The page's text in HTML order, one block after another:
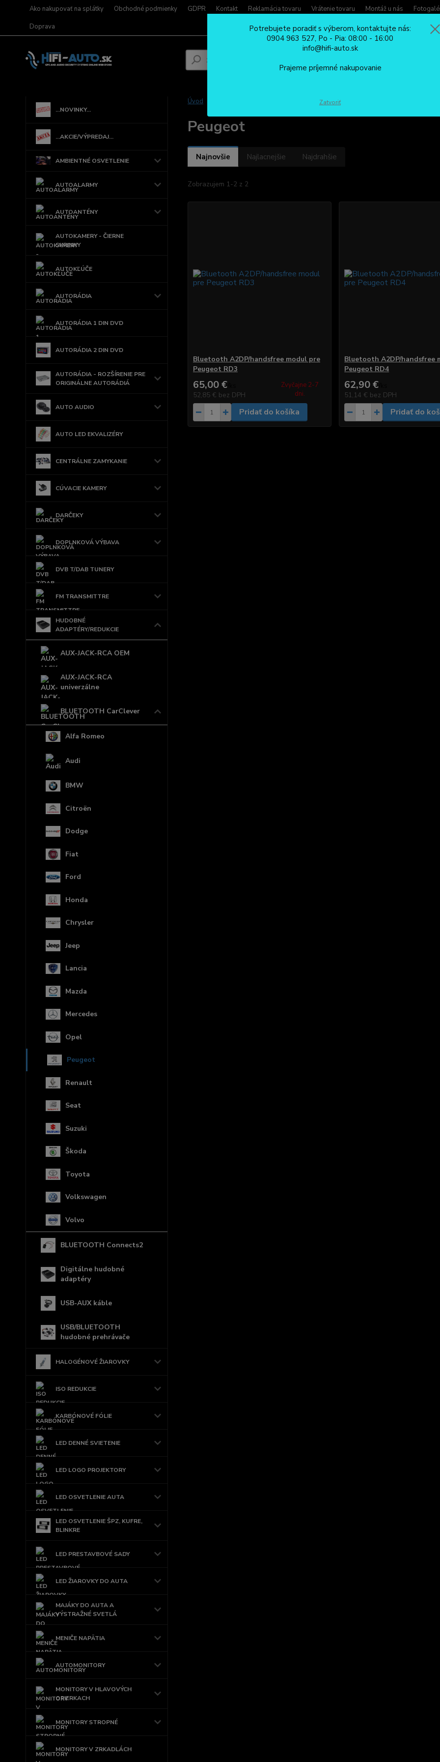
Ako nakupovať na splátky Obchodné podmienky GDPR Kontakt Reklamácia tovaru Vrátenie tovaru Montáž u nás
Doprava
Po -
...NOVINKY...
...AKCIE/VÝPREDAJ...
AMBIENTNÉ OSVETLENIE
AUTOALARMY
AUTOANTÉNY
AUTOKAMERY - ČIERNE
SKRINKY
AUTOKĽÚČE
AUTORÁDIA
AUTORÁDIA 1 DIN DVD
AUTORÁDIA 2 DIN DVD
AUTORÁDIA - ROZŠÍRENIE PRE
ORIGINÁLNE AUTORÁDIÁ
AUTO AUDIO
AUTO LED EKVALIZÉRY
CENTRÁLNE ZAMYKANIE
CÚVACIE KAMERY
DARČEKY
DOPLNKOVÁ VÝBAVA
DVB T/DAB TUNERY
FM TRANSMITTRE
HUDOBNÉ
ADAPTÉRY/REDUKCIE
AUX-JACK-RCA OEM
AUX-JACK-RCA
univerzálne
BLUETOOTH CarClever
Alfa Romeo
Audi
BMW
Citroën
Dodge
Fiat
Ford
Honda
Chrysler
Jeep
Lancia
Mazda
Mercedes
Opel
Peugeot
Renault
Seat
Suzuki
Škoda
Toyota
Volkswagen
Volvo
BLUETOOTH Connects2
Digitálne hudobné
adaptéry
USB-AUX káble
USB/BLUETOOTH
hudobné prehrávače
HALOGÉNOVÉ ŽIAROVKY
ISO REDUKCIE
KARBÓNOVÉ FÓLIE
LED DENNÉ SVIETENIE
LED LOGO PROJEKTORY
LED OSVETLENIE AUTA
LED OSVETLENIE ŠPZ, KUFRE,
BLINKRE
LED PRESTAVBOVÉ SADY
LED ŽIAROVKY DO AUTA
MAJÁKY DO AUTA A
VÝSTRAŽNÉ SVETLÁ
MENIČE NAPÄTIA
AUTOMONITORY
MONITORY V HLAVOVÝCH
OPIERKACH
MONITORY STROPNÉ
MONITORY V ZRKADLÁCH
Úvod BLUETOOTH CarClever
Peugeot
Najnovšie Najlacnejšie Najdrahšie
Zobrazujem 1-2 z 2
Bluetooth A2DP/handsfree modul pre
Peugeot RD3
65,00 €/
52,85 € bez DPH
Zvyčajne 2-7
dni.
Pridať do košíka
Bluetooth A2DP/handsfree
Peugeot RD4
62,90 €
51,14 € bez DPH
Pridať do
Potrebujete poradiť s výberom, kontaktujte nás:
0904 963 527, Po - Pia: 08:00 - 16:00
info@hifi-auto.sk
Prajeme príjemné nakupovanie
Zatvoriť